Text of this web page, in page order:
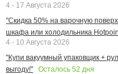
4 - 17 Августа 2026
"Скидка 50% на варочную
шкафа или холодильника
4 - 10 Августа 2026
"Купи вакуумный упаковщик +
выгоду!"
Осталось 52 дня